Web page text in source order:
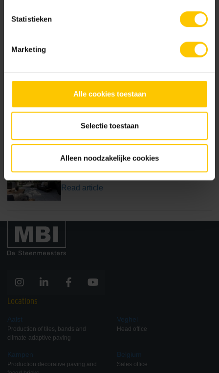
Statistieken
Marketing
Alle cookies toestaan
Selectie toestaan
Alleen noodzakelijke cookies
Garden wall
Read article
Creating a garden design
Read article
Locations
Aalst
Production of tiles, bands and
climate-adaptive paving
Kampen
Production decorative paving and
Veghel
Head office
Belgium
Sales office